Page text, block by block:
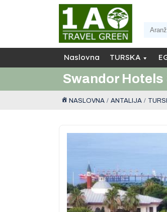
Naslovna TURSKA
Swandor Hotels
NASLOVNA ANTALIJA